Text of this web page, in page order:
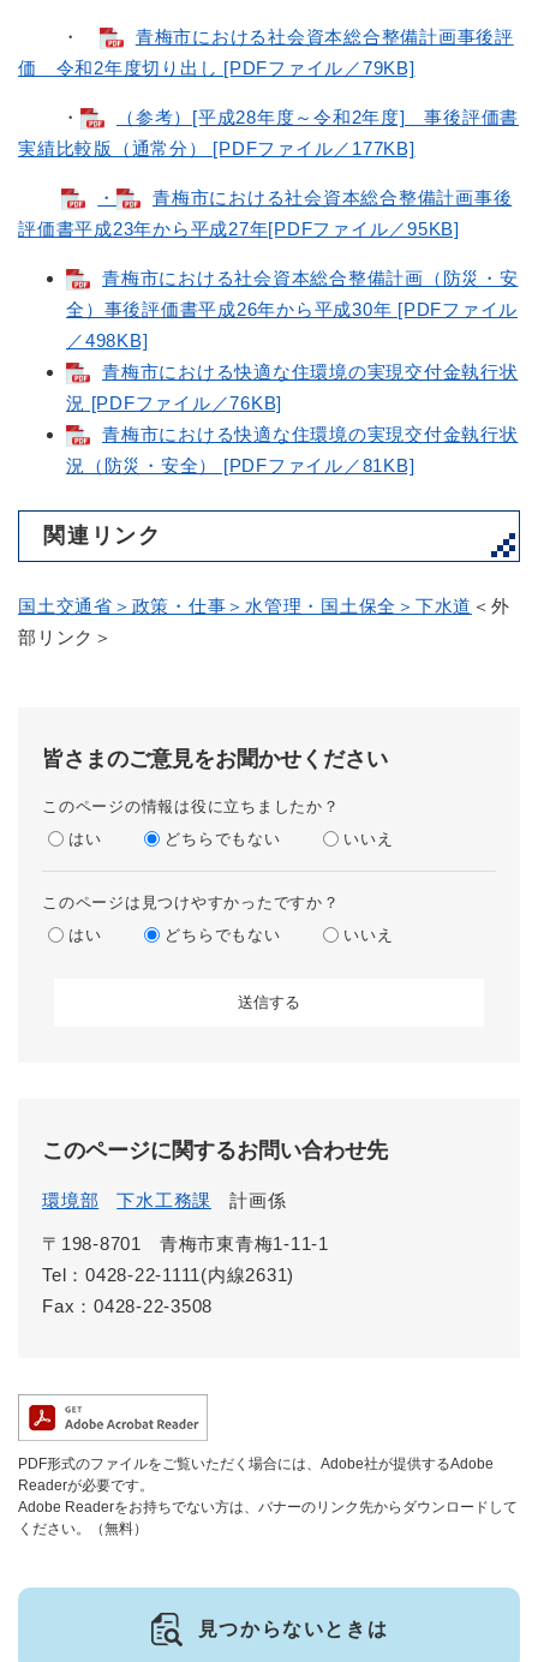
・
青梅市における社会資本総合整備計画事後評
価 令和2年度切り出し [PDFファイル／79KB]
・
（参考）[平成28年度～令和2年度] 事後評価書
実績比較版（通常分） [PDFファイル／177KB]
・
青梅市における社会資本総合整備計画事後
評価書平成23年から平成27年[PDFファイル／95KB]
青梅市における社会資本総合整備計画（防災・安
全）事後評価書平成26年から平成30年 [PDFファイル
／498KB]
青梅市における快適な住環境の実現交付金執行状
況 [PDFファイル／76KB]
青梅市における快適な住環境の実現交付金執行状
況（防災・安全） [PDFファイル／81KB]
関連リンク
国土交通省＞政策・仕事＞水管理・国土保全＞下水道 ＜外
部リンク＞
皆さまのご意見をお聞かせください
このページの情報は役に立ちましたか？
はい
どちらでもない いいえ
このページは見つけやすかったですか？
はい
どちらでもない いいえ
このページに関するお問い合わせ先
環境部 下水工務課 計画係
〒198-8701
青梅市東青梅1-11-1
Tel：0428-22-1111(内線2631)
Fax：0428-22-3508
PDF形式のファイルをご覧いただく場合には、Adobe社が提供するAdobe
Readerが必要です。
Adobe Readerをお持ちでない方は、バナーのリンク先からダウンロードして
ください。（無料）
見つからないときは